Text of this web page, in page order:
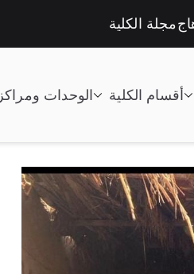
مجلة الكلية
أقسام الكلية الوحدات ومراكز